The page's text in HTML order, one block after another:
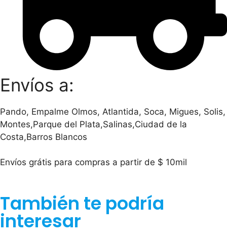
Envíos a:
Pando, Empalme Olmos, Atlantida, Soca, Migues, Solis,
Montes,Parque del Plata,Salinas,Ciudad de la
Costa,Barros Blancos
Envíos grátis para compras a partir de $ 10mil
También te podría
interesar